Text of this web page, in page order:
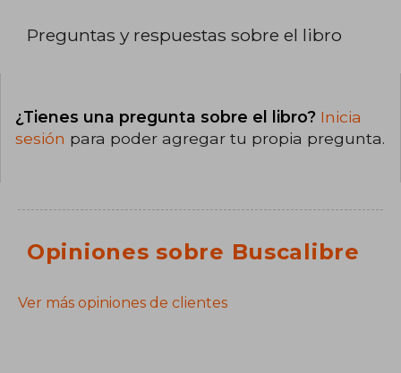
Preguntas y respuestas sobre el libro
¿Tienes una pregunta sobre el libro? Inicia
sesión para poder agregar tu propia pregunta.
Opiniones sobre Buscalibre
Ver más opiniones de clientes